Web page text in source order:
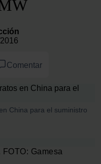
Comentar
China para el suministro
Gamesa